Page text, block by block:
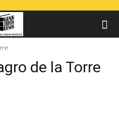
de la Torre